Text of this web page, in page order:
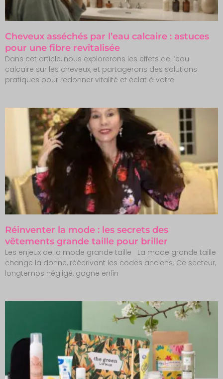
Cheveux asséchés par l’eau calcaire : astuces
pour une fibre revitalisée
Dans cet article, nous explorerons les effets de l’eau
calcaire sur les cheveux, et partagerons des solutions
pratiques pour redonner vitalité et éclat à votre
Réinventer la mode : les secrets des
vêtements grande taille pour briller
Les enjeux de la mode grande taille La mode grande taille
change la donne, réécrivant les codes anciens. Ce secteur,
longtemps négligé, gagne enfin